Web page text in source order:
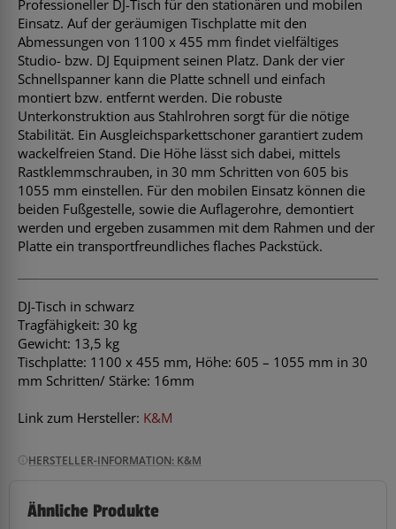
Professioneller DJ-Tisch für den stationären und mobilen
Einsatz. Auf der geräumigen Tischplatte mit den
Abmessungen von 1100 x 455 mm findet vielfältiges
Studio- bzw. DJ Equipment seinen Platz. Dank der vier
Schnellspanner kann die Platte schnell und einfach
montiert bzw. entfernt werden. Die robuste
Unterkonstruktion aus Stahlrohren sorgt für die nötige
Stabilität. Ein Ausgleichsparkettschoner garantiert zudem
wackelfreien Stand. Die Höhe lässt sich dabei, mittels
Rastklemmschrauben, in 30 mm Schritten von 605 bis
1055 mm einstellen. Für den mobilen Einsatz können die
beiden Fußgestelle, sowie die Auflagerohre, demontiert
werden und ergeben zusammen mit dem Rahmen und der
Platte ein transportfreundliches flaches Packstück.
DJ-Tisch in schwarz
Tragfähigkeit: 30 kg
Gewicht: 13,5 kg
Tischplatte: 1100 x 455 mm, Höhe: 605 – 1055 mm in 30
mm Schritten/ Stärke: 16mm
Link zum Hersteller: K&M
HERSTELLER-INFORMATION: K&M
Ähnliche Produkte